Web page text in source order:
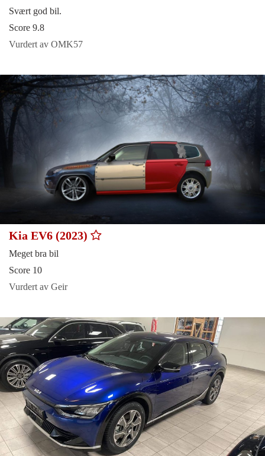
Svært god bil.
Score 9.8
Vurdert av OMK57
Kia EV6 (2023)
Meget bra bil
Score 10
Vurdert av Geir